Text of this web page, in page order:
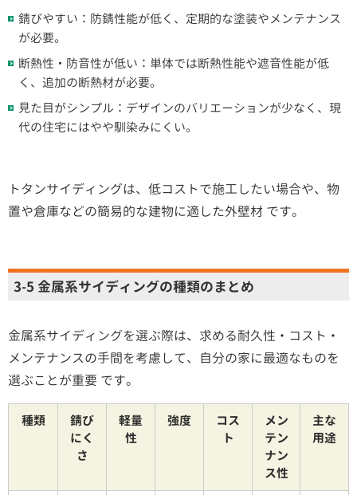
錆びやすい：防錆性能が低く、定期的な塗装やメンテナンス
が必要。
断熱性・防音性が低い：単体では断熱性能や遮音性能が低
く、追加の断熱材が必要。
見た目がシンプル：デザインのバリエーションが少なく、現
代の住宅にはやや馴染みにくい。
トタンサイディングは、低コストで施工したい場合や、物
置や倉庫などの簡易的な建物に適した外壁材 です。
3-5 金属系サイディングの種類のまとめ
金属系サイディングを選ぶ際は、求める耐久性・コスト・
メンテナンスの手間を考慮して、自分の家に最適なものを
選ぶことが重要 です。
種類
錆び
にく
さ
軽量
性
強度
コス
ト
メン
テン
ナン
ス性
主な
用途